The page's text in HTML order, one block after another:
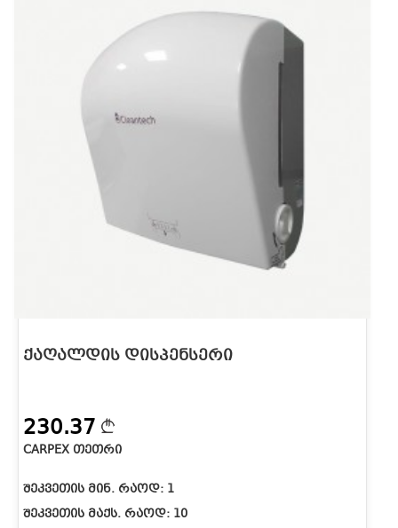
ᲥᲐᲦᲐᲚᲓᲘᲡ ᲓᲘᲡᲞᲔᲜᲡᲔᲠᲘ
230.37
CARPEX ᲗᲔᲗᲠᲘ
ᲨᲔᲙᲕᲔᲗᲘᲡ ᲛᲘᲜ. ᲠᲐᲝᲓ: 1
ᲨᲔᲙᲕᲔᲗᲘᲡ ᲛᲐᲥᲡ. ᲠᲐᲝᲓ: 10